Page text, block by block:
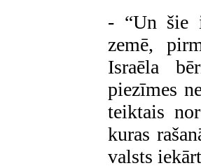
- “Un šie
zemē,
Israēla
piezīmes
teiktais
kuras
valsts